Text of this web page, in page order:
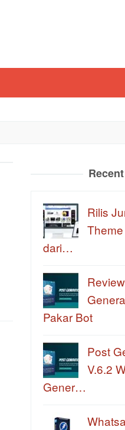
Rilis
dari…
Pakar Bot
Post
V.6.2
Gener…